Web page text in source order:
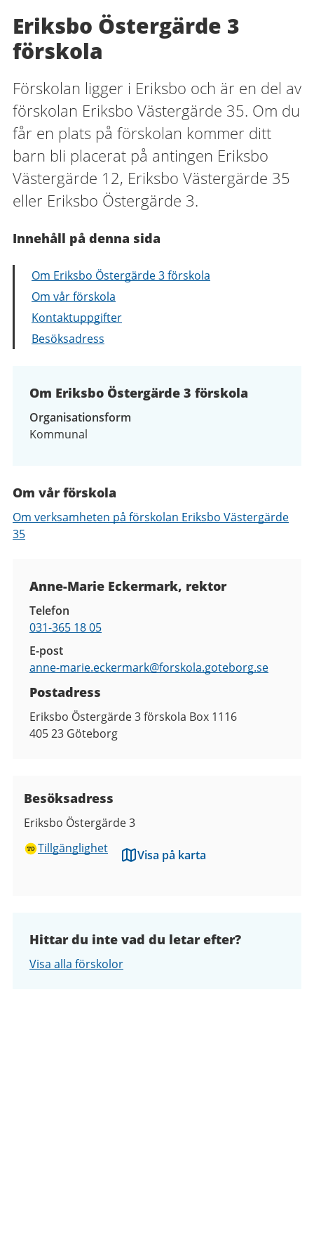
Eriksbo Östergärde 3
förskola
Förskolan ligger i Eriksbo och är en del av
förskolan Eriksbo Västergärde 35. Om du
får en plats på förskolan kommer ditt
barn bli placerat på antingen Eriksbo
Västergärde 12, Eriksbo Västergärde 35
eller Eriksbo Östergärde 3.
Innehåll på denna sida
Om Eriksbo Östergärde 3 förskola
Om vår förskola
Kontaktuppgifter
Besöksadress
Om Eriksbo Östergärde 3 förskola
Organisationsform
Kommunal
Om vår förskola
Om verksamheten på förskolan Eriksbo Västergärde
35
Anne-Marie Eckermark, rektor
Telefon
031-365 18 05
E-post
anne-marie.eckermark@forskola.goteborg.se
Postadress
Eriksbo Östergärde 3 förskola Box 1116
405 23 Göteborg
Besöksadress
Eriksbo Östergärde 3
Tillgänglighet
Visa på karta
Hittar du inte vad du letar efter?
Visa alla förskolor